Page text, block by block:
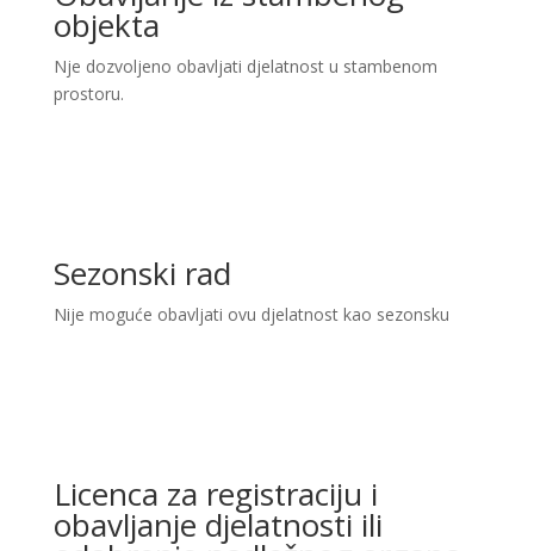
objekta
Nje dozvoljeno obavljati djelatnost u stambenom
prostoru.
Sezonski rad
Nije moguće obavljati ovu djelatnost kao sezonsku
Licenca za registraciju i
obavljanje djelatnosti ili